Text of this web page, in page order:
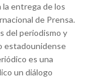
la entrega de los
de Prensa.
del periodismo y
estadounidense
es una
un diálogo